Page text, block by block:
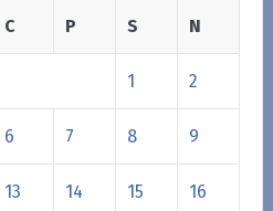
C P S N
1 2
6 7 8 9
13 14 15 16